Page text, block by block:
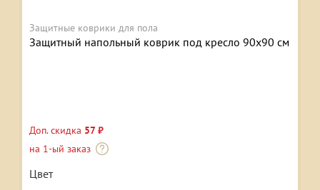
Защитные коврики для пола
Защитный напольный коврик под кресло 90х90 см
Доп. скидка 57 ₽
на 1-ый заказ
Цвет